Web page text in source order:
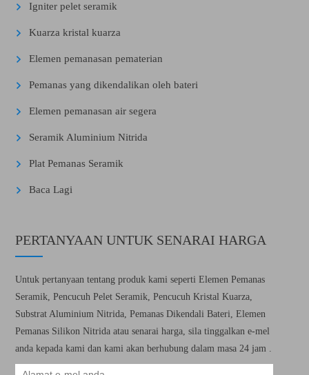
Igniter pelet seramik
Kuarza kristal kuarza
Elemen pemanasan pematerian
Pemanas yang dikendalikan oleh bateri
Elemen pemanasan air segera
Seramik Aluminium Nitrida
Plat Pemanas Seramik
Baca Lagi
PERTANYAAN UNTUK SENARAI HARGA
Untuk pertanyaan tentang produk kami seperti Elemen Pemanas
Seramik, Pencucuh Pelet Seramik, Pencucuh Kristal Kuarza,
Substrat Aluminium Nitrida, Pemanas Dikendali Bateri, Elemen
Pemanas Silikon Nitrida atau senarai harga, sila tinggalkan e-mel
anda kepada kami dan kami akan berhubung dalam masa 24 jam .